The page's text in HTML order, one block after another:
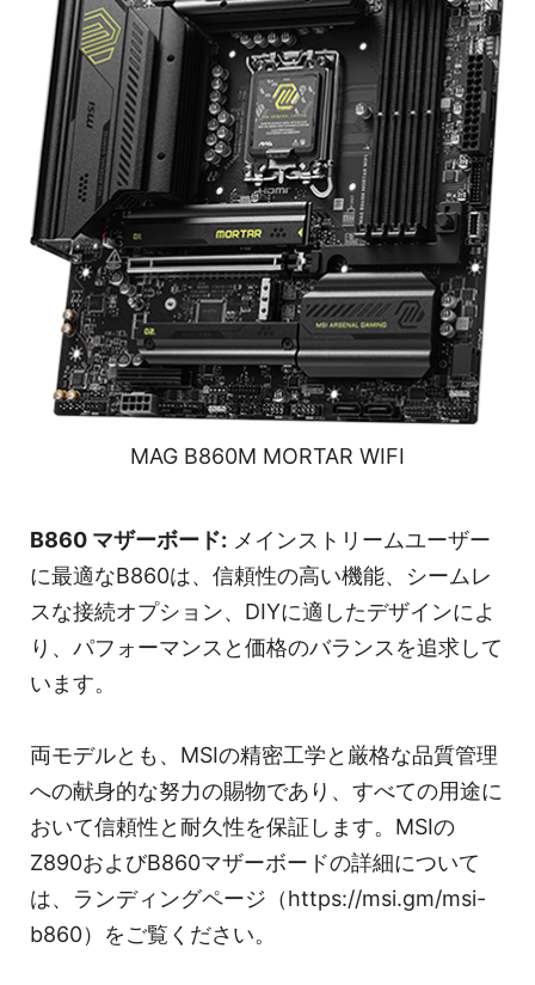
MAG B860M MORTAR WIFI
B860 マザーボード: メインストリームユーザー
に最適なB860は、信頼性の高い機能、シームレ
スな接続オプション、DIYに適したデザインによ
り、パフォーマンスと価格のバランスを追求して
います。
両モデルとも、MSIの精密工学と厳格な品質管理
への献身的な努力の賜物であり、すべての用途に
おいて信頼性と耐久性を保証します。MSIの
Z890およびB860マザーボードの詳細について
は、ランディングページ（https://msi.gm/msi-
b860）をご覧ください。